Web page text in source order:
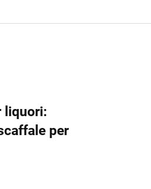
liquori:
per